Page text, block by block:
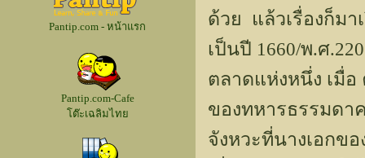
Pantip.com - หน้าแรก
Pantip.com-Cafe
โต๊ะเฉลิมไทย
ด้วย แล้วเรื่องก็มา
เป็นปี 1660/พ.ศ
ตลาดแห่งหนึ่ง เมื่อ
ของทหารธรรมด
จังหวะที่นางเอกข